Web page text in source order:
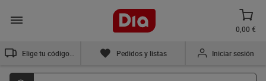
0,00 €
Pedidos y listas Iniciar sesión